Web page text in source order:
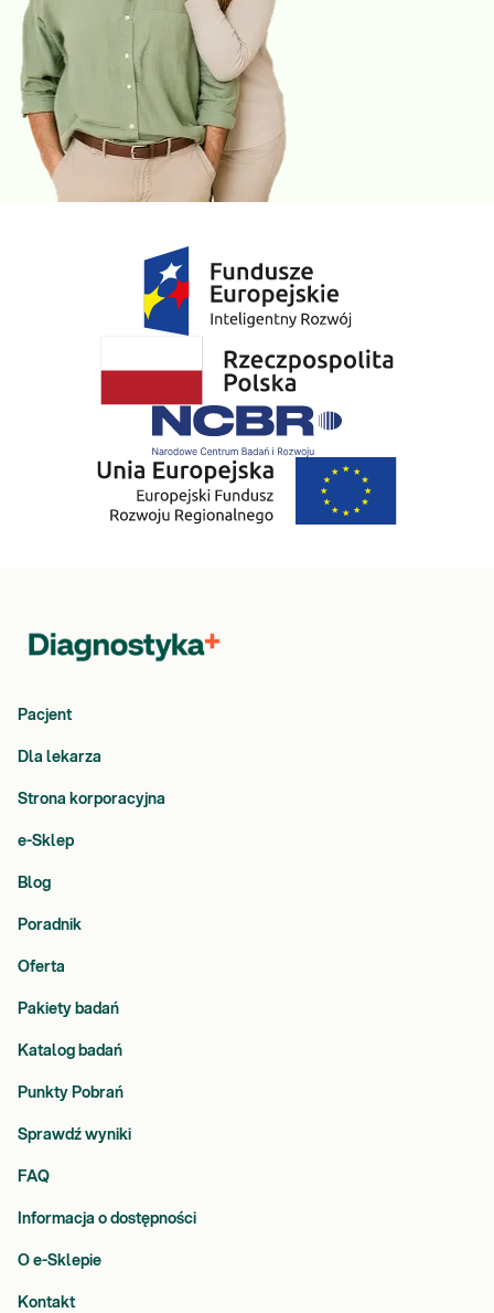
Pacjent
Dla lekarza
Strona korporacyjna
e-Sklep
Blog
Poradnik
Oferta
Pakiety badań
Katalog badań
Punkty Pobrań
Sprawdź wyniki
FAQ
Informacja o dostępności
O e-Sklepie
Kontakt